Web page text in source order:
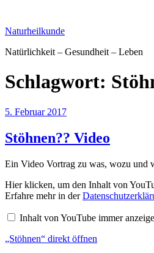
springen
Naturheilkunde
Natürlichkeit – Gesundheit – Leben
Schlagwort:
Veröffentlicht
5. Februar 2017
Stöhnen?? Video
Ein Video Vortrag zu was, wozu und
„Stöhnen“
von
YouTube
Hier klicken, um den Inhalt von
Erfahre mehr in der
Inhalt von YouTube immer
„Stöhnen“ direkt öffnen